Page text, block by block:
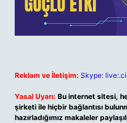
Reklam ve İletişim: Skype:
Yasal Uyarı: Bu internet sitesi,
şirketi ile hiçbir bağlantısı
hazırladığımız makaleler